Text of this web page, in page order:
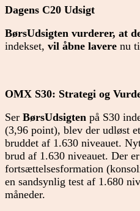
Dagens C20 Udsigt
BørsUdsigten vurderer, at
indekset, vil åbne lavere nu
OMX S30: Strategi og
Ser BørsUdsigten på S30
(3,96 point), blev der udløst
bruddet af 1.630 niveauet.
brud af 1.630 niveauet. Der
fortsættelsesformation
en sandsynlig test af 1.680
måneder.